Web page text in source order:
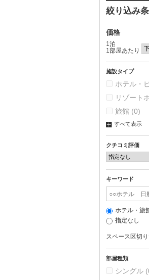
絞り込み
価格
1泊
1部屋あたり
施設タイプ
ホテル・
リゾート
旅館 (0)
すべて表示
クチコミ評価
キーワード
ホテル・旅
指定なし
スペース区切
部屋種類
シングル